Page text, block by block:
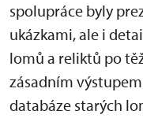
spolupráce byly
ukázkami, ale i
lomů a reliktů po
zásadním
databáze starých